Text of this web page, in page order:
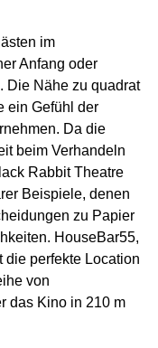
im
Anfang oder
Die Nähe zu quadrat
ein Gefühl der
Da die
beim Verhandeln
Rabbit Theatre
Beispiele, denen
zu Papier
HouseBar55,
die perfekte Location
von
das Kino in 210 m